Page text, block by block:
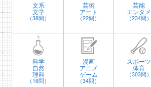
文系
文学
（38問）
芸術
アート
（22問）
芸能
エンタメ
（234問）
科学
自然
理科
（16問）
漫画
アニメ
ゲーム
（34問）
スポーツ
体育
（303問）